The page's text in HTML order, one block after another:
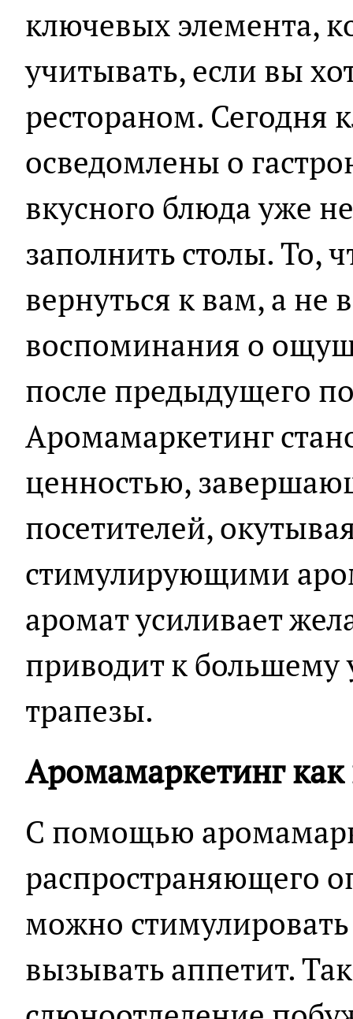
ключевых элемента,
учитывать, если вы
рестораном. Сегодня
осведомлены о
вкусного блюда уже
заполнить столы. То,
вернуться к вам, а не
воспоминания о
после предыдущего
Аромамаркетинг
ценностью,
посетителей,
стимулирующими
аромат усиливает
приводит к большему
трапезы.
Аромамаркетинг
С помощью
распространяющего
можно
вызывать аппетит.